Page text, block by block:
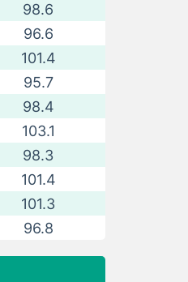
98.6
96.6
101.4
95.7
98.4
103.1
98.3
101.4
101.3
96.8